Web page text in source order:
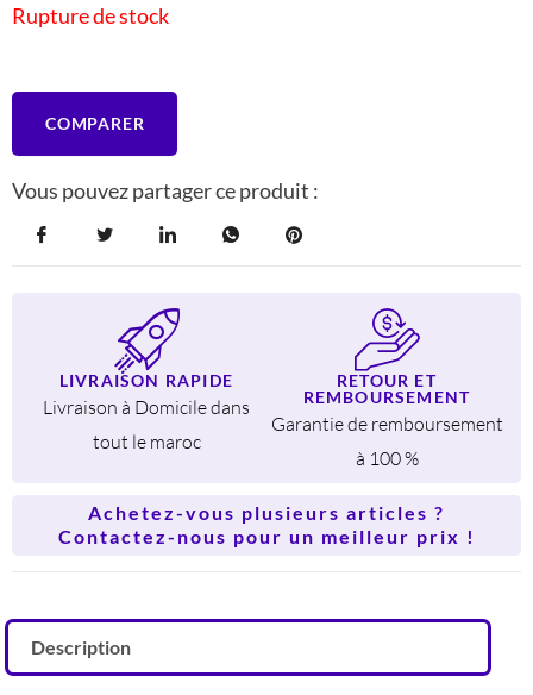
616 DH.
Rupture de stock
COMPARER
Vous pouvez partager ce produit :
LIVRAISON RAPIDE
Livraison à Domicile dans
tout le maroc
RETOUR ET
REMBOURSEMENT
Garantie de remboursement
à 100 %
Achetez-vous plusieurs articles ?
Contactez-nous pour un meilleur prix !
Description